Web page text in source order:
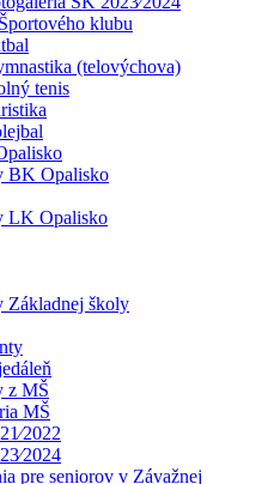
klubu
(telovýchova)
tenis
BK Opalisko
LK Opalisko
Základnej školy
z MŠ
MŠ
pre seniorov v Závažnej